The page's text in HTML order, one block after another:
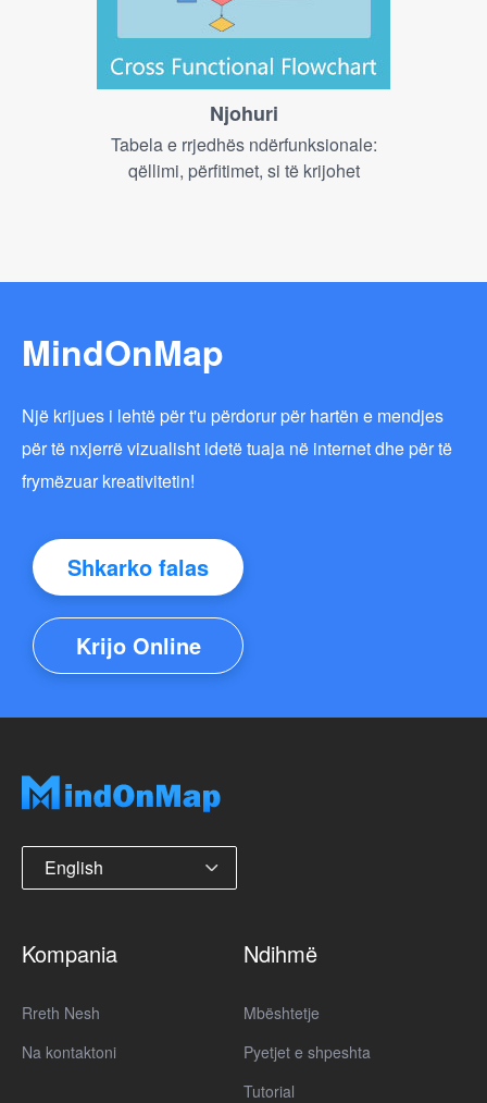
Njohuri
Tabela e rrjedhës ndërfunksionale:
qëllimi, përfitimet, si të krijohet
MindOnMap
Një krijues i lehtë për t'u përdorur për hartën e mendjes
për të nxjerrë vizualisht idetë tuaja në internet dhe për të
frymëzuar kreativitetin!
Shkarko falas
Krijo Online
English
Kompania
Rreth Nesh
Na kontaktoni
Ndihmë
Mbështetje
Pyetjet e shpeshta
Tutorial